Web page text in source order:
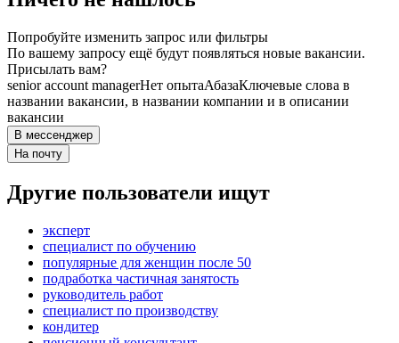
Попробуйте изменить запрос или фильтры
По вашему запросу ещё будут появляться новые вакансии.
Присылать вам?
senior account managerНет опытаАбазаКлючевые слова в
названии вакансии, в названии компании и в описании
вакансии
В мессенджер
На почту
Другие пользователи ищут
эксперт
специалист по обучению
популярные для женщин после 50
подработка частичная занятость
руководитель работ
специалист по производству
кондитер